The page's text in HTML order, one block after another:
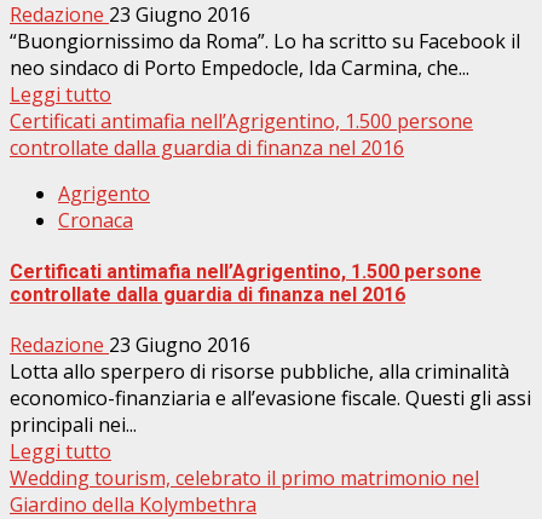
Redazione 23 Giugno 2016
“Buongiornissimo da Roma”. Lo ha scritto su Facebook il
neo sindaco di Porto Empedocle, Ida Carmina, che...
Leggi tutto
Certificati antimafia nell’Agrigentino, 1.500 persone
controllate dalla guardia di finanza nel 2016
Agrigento
Cronaca
Certificati antimafia nell’Agrigentino, 1.500 persone
controllate dalla guardia di finanza nel 2016
Redazione 23 Giugno 2016
Lotta allo sperpero di risorse pubbliche, alla criminalità
economico-finanziaria e all’evasione fiscale. Questi gli assi
principali nei...
Leggi tutto
Wedding tourism, celebrato il primo matrimonio nel
Giardino della Kolymbethra